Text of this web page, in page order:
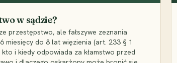
w sądzie?
przestępstwo, ale fałszywe zeznania
miesięcy do 8 lat więzienia (art. 233 § 1
i kiedy odpowiada za kłamstwo przed